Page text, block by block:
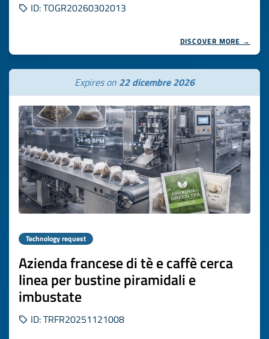
ID: TOGR20260302013
DISCOVER MORE →
Expires on 22 dicembre 2026
Technology request
Azienda francese di tè e caffè cerca
linea per bustine piramidali e
imbustate
ID: TRFR20251121008